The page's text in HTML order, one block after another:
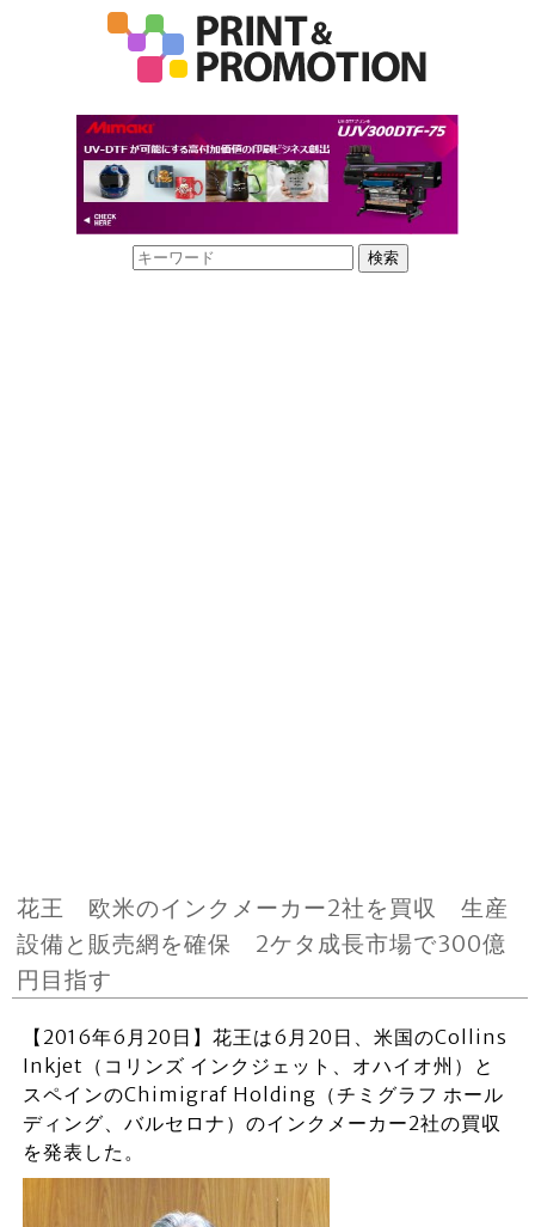
花王 欧米のインクメーカー2社を買収 生産
設備と販売網を確保 2ケタ成長市場で300億
円目指す
【2016年6月20日】花王は6月20日、米国のCollins
Inkjet（コリンズ インクジェット、オハイオ州）と
スペインのChimigraf Holding（チミグラフ ホール
ディング、バルセロナ）のインクメーカー2社の買収
を発表した。